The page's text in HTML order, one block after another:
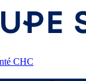
CHC